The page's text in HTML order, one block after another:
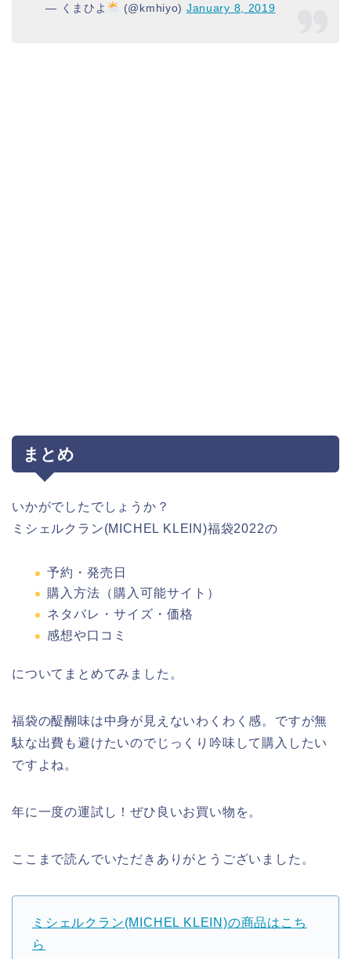
— くまひよ (@kmhiyo) January 8, 2019
まとめ
いかがでしたでしょうか？
ミシェルクラン(MICHEL KLEIN)福袋2022の
予約・発売日
購入方法（購入可能サイト）
ネタバレ・サイズ・価格
感想や口コミ
についてまとめてみました。
福袋の醍醐味は中身が見えないわくわく感。ですが無
駄な出費も避けたいのでじっくり吟味して購入したい
ですよね。
年に一度の運試し！ぜひ良いお買い物を。
ここまで読んでいただきありがとうございました。
ミシェルクラン(MICHEL KLEIN)の商品はこち
ら